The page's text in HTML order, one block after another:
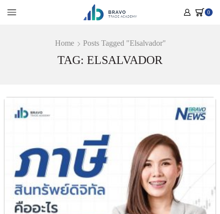
0
Home Posts Tagged "Elsalvador"
TAG: ELSALVADOR